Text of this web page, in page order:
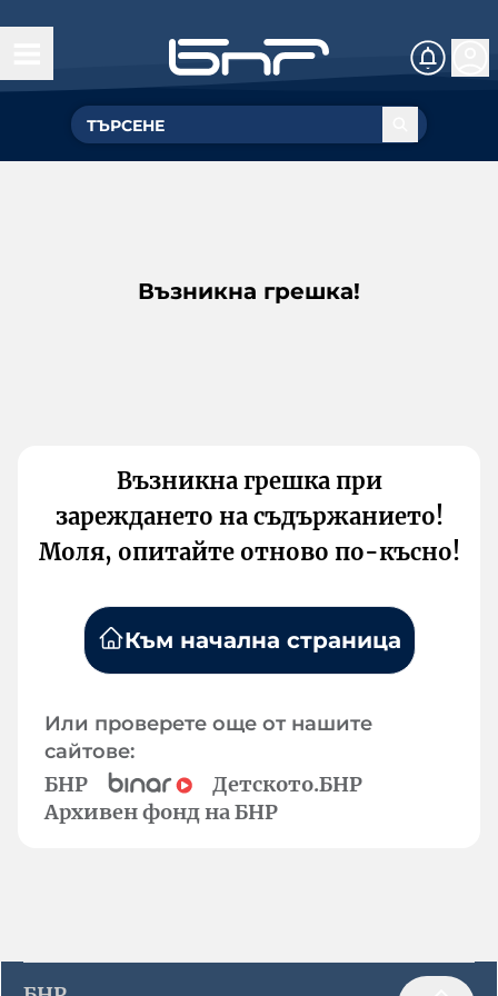
Възникна грешка!
Възникна грешка при
зареждането на съдържанието!
Моля, опитайте отново по-късно!
Към начална страница
Или проверете още от нашите
сайтове:
БНР
Детското.БНР
Архивен фонд на БНР